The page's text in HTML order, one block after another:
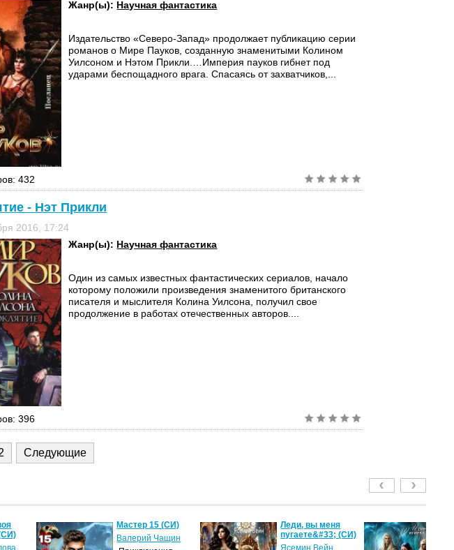
Жанр(ы): Научная фантастика
Издательство «Северо-Запад» продолжает публикацию серии
романов о Мире Пауков, созданную знаменитыми Колином
Уилсоном и Нэтом Прикли.…Империя пауков гибнет под
ударами беспощадного врага. Спасаясь от захватчиков,...
432
- Нэт Прикли
2016, 17:24
Жанр(ы): Научная фантастика
Один из самых известных фантастических сериалов, начало
которому положили произведения знаменитого британского
писателя и мыслителя Колина Уилсона, получил свое
продолжение в работах отечественных авторов....
396
Следующие
Мастер 15 (СИ)
Валерий Чащин
Леди, вы меня
пугаете&#33; (СИ)
Ясемин Вейн